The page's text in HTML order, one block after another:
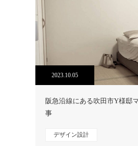
2023.10.05
阪急沿線にある吹田市Y様邸
事
デザイン設計